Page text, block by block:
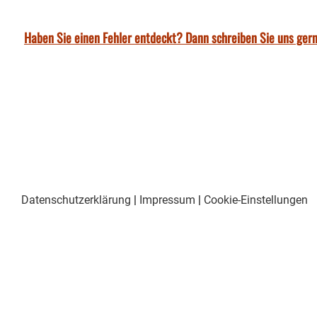
Haben Sie einen Fehler entdeckt? Dann schreiben Sie uns
Datenschutzerklärung | Impressum | Cookie-Einstellungen